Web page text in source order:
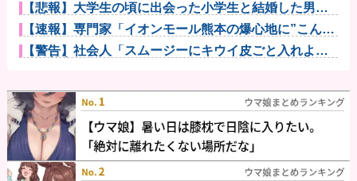
【悲報】大学生の頃に出会った小学生と結婚した男、
めちゃくちゃ...
【速報】専門家「イオンモール熊本の爆心地に”こんな
もの”があ...
【警告】社会人「スムージーにキウイ皮ごと入れよ。